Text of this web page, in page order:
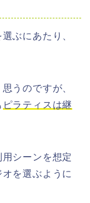
ぶにあたり、
うのですが、
ピラティスは継
シーンを想定
を選ぶように